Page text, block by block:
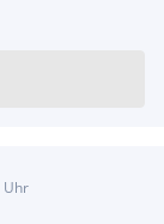
Uhr